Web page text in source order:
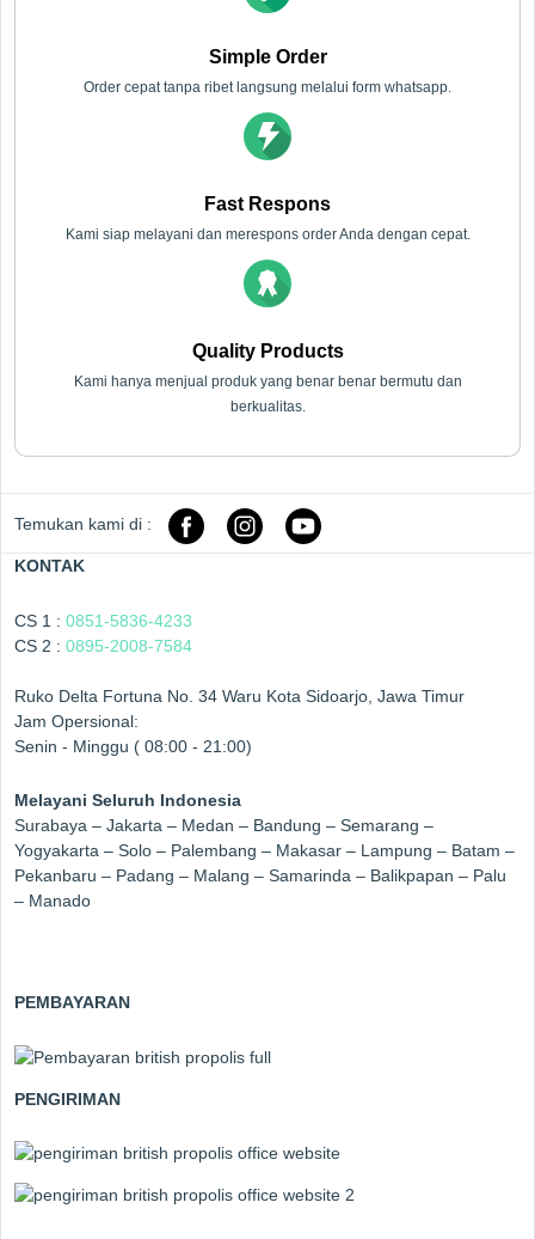
Simple Order
Order cepat tanpa ribet langsung melalui form whatsapp.
Fast Respons
Kami siap melayani dan merespons order Anda dengan cepat.
Quality Products
Kami hanya menjual produk yang benar benar bermutu dan
berkualitas.
Temukan kami di :
KONTAK
CS 1 :0851-5836-4233
CS 2 :0895-2008-7584
Ruko Delta Fortuna No. 34 Waru Kota Sidoarjo, Jawa Timur
Jam Opersional:
Senin - Minggu ( 08:00 - 21:00)
Melayani Seluruh Indonesia
Surabaya – Jakarta – Medan – Bandung – Semarang –
Yogyakarta – Solo – Palembang – Makasar – Lampung – Batam –
Pekanbaru – Padang – Malang – Samarinda – Balikpapan – Palu
– Manado
PEMBAYARAN
PENGIRIMAN